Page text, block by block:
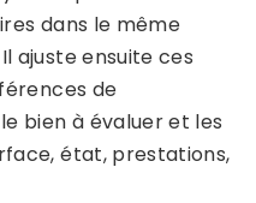
dans le même
ajuste ensuite ces
de
bien à évaluer et les
état, prestations,